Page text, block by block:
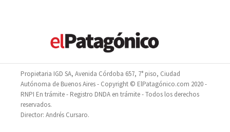
Propietaria IGD SA, Avenida Córdoba 657, 7° piso, Ciudad
Autónoma de Buenos Aires - Copyright © ElPatagónico.com 2020 -
RNPI En trámite - Registro DNDA en trámite - Todos los derechos
reservados.
Director: Andrés Cursaro.